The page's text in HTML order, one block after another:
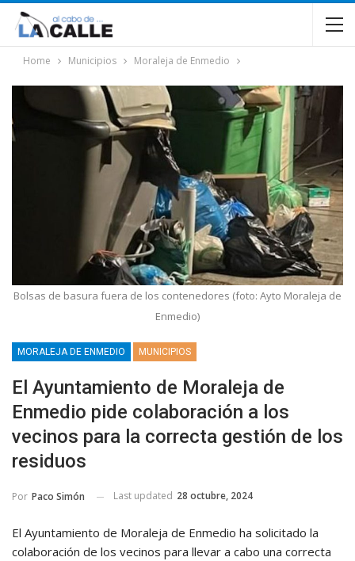
Home Municipios Moraleja de Enmedio
Bolsas de basura fuera de los contenedores (foto: Ayto Moraleja de
Enmedio)
MORALEJA DE ENMEDIO MUNICIPIOS
El Ayuntamiento de Moraleja de
Enmedio pide colaboración a los
vecinos para la correcta gestión de los
residuos
Por Paco Simón Last updated 28 octubre, 2024
El Ayuntamiento de Moraleja de Enmedio ha solicitado la
colaboración de los vecinos para llevar a cabo una correcta